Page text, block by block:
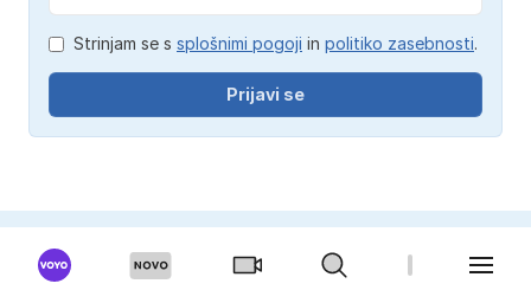
Strinjam se s splošnimi pogoji in politiko zasebnosti.
Prijavi se
ŠALA DNEVA